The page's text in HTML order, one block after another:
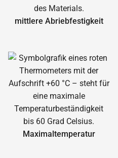
mittlere Abrieb­festigkeit
Maximal­temperatur